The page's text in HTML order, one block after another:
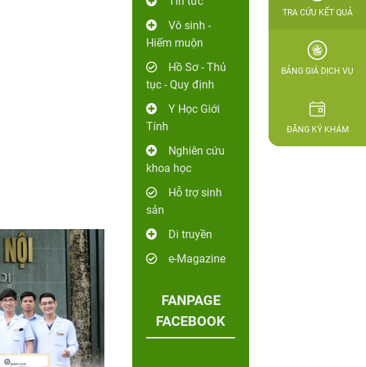
Vô sinh -
Hiếm muộn
Hồ Sơ - Thủ
tục - Quy định
Y Học Giới
Tính
Nghiên cứu
khoa học
Hỗ trợ sinh
sản
Di truyền
e-Magazine
FANPAGE
FACEBOOK
TRA CỨU KẾT QUẢ
BẢNG GIÁ DỊCH VỤ
ĐĂNG KÝ KHÁM